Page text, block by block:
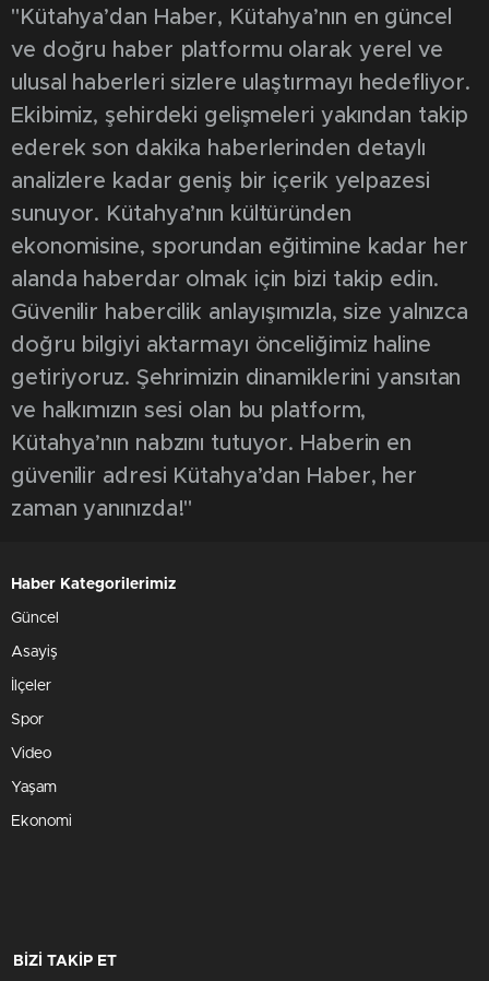
"Kütahya’dan Haber, Kütahya’nın en güncel
ve doğru haber platformu olarak yerel ve
ulusal haberleri sizlere ulaştırmayı hedefliyor.
Ekibimiz, şehirdeki gelişmeleri yakından takip
ederek son dakika haberlerinden detaylı
analizlere kadar geniş bir içerik yelpazesi
sunuyor. Kütahya’nın kültüründen
ekonomisine, sporundan eğitimine kadar her
alanda haberdar olmak için bizi takip edin.
Güvenilir habercilik anlayışımızla, size yalnızca
doğru bilgiyi aktarmayı önceliğimiz haline
getiriyoruz. Şehrimizin dinamiklerini yansıtan
ve halkımızın sesi olan bu platform,
Kütahya’nın nabzını tutuyor. Haberin en
güvenilir adresi Kütahya’dan Haber, her
zaman yanınızda!"
Haber Kategorilerimiz
Güncel
Asayiş
İlçeler
Spor
Video
Yaşam
Ekonomi
BİZİ TAKİP ET